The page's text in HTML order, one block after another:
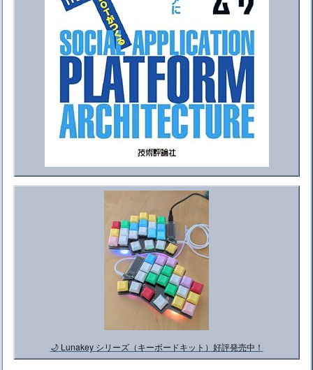
🌙 Lunakey シリーズ（キーボードキット）好評発売中！